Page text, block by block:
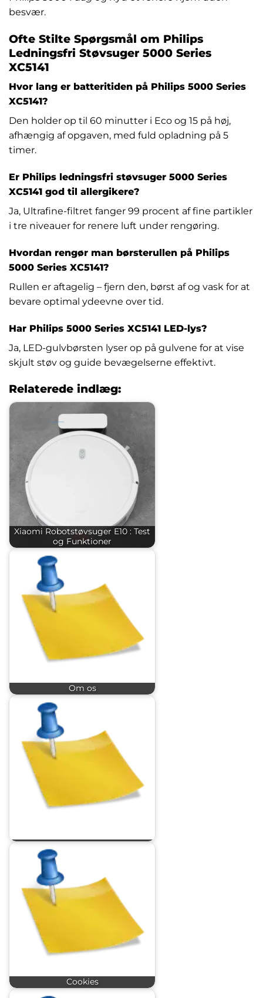
besvær.
Ofte Stilte Spørgsmål om Philips
Ledningsfri Støvsuger 5000 Series
XC5141
Hvor lang er batteritiden på Philips 5000 Series
XC5141?
Den holder op til 60 minutter i Eco og 15 på høj,
afhængig af opgaven, med fuld opladning på 5
timer.
Er Philips ledningsfri støvsuger 5000 Series
XC5141 god til allergikere?
Ja, Ultrafine-filtret fanger 99 procent af fine partikler
i tre niveauer for renere luft under rengøring.
Hvordan rengør man børsterullen på Philips
5000 Series XC5141?
Rullen er aftagelig – fjern den, børst af og vask for at
bevare optimal ydeevne over tid.
Har Philips 5000 Series XC5141 LED-lys?
Ja, LED-gulvbørsten lyser op på gulvene for at vise
skjult støv og guide bevægelserne effektivt.
Relaterede indlæg:
Xiaomi Robotstøvsuger E10 : Test
og Funktioner
Om os
Cookies